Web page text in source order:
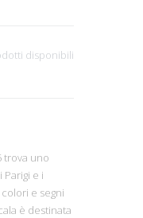
disponibili
trova uno
e i
e segni
è destinata